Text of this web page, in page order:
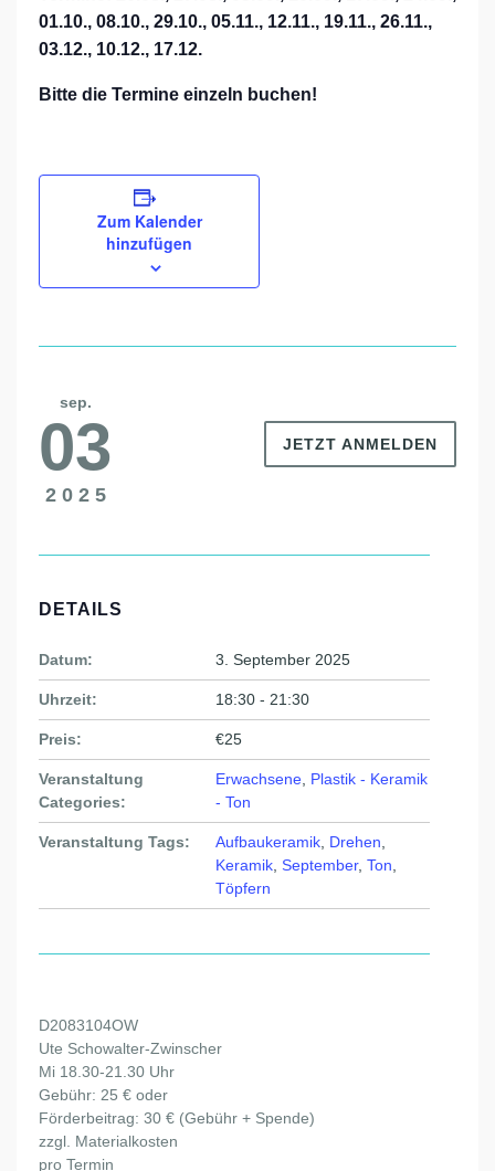
01.10., 08.10., 29.10., 05.11., 12.11., 19.11., 26.11.,
03.12., 10.12., 17.12.
Bitte die Termine einzeln buchen!
Zum Kalender
hinzufügen
sep.
03
2025
JETZT ANMELDEN
DETAILS
Datum: 3. September 2025
Uhrzeit: 18:30 - 21:30
Preis: €25
Veranstaltung
Categories:
Erwachsene Plastik - Keramik
- Ton
Veranstaltung Tags: Aufbaukeramik Drehen
Keramik September, Ton
Töpfern
D2083104OW
Ute Schowalter-Zwinscher
Mi 18.30-21.30 Uhr
Gebühr: 25 € oder
Förderbeitrag: 30 € (Gebühr + Spende)
zzgl. Materialkosten
pro Termin